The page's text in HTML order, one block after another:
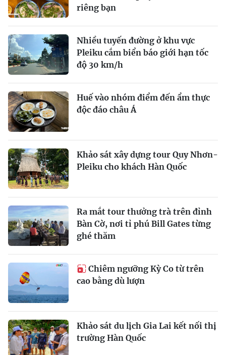
riêng bạn
Nhiều tuyến đường ở khu vực
Pleiku cắm biển báo giới hạn tốc
độ 30 km/h
Huế vào nhóm điểm đến ẩm thực
độc đáo châu Á
Khảo sát xây dựng tour Quy Nhơn-
Pleiku cho khách Hàn Quốc
Ra mắt tour thưởng trà trên đỉnh
Bàn Cờ, nơi tỉ phú Bill Gates từng
ghé thăm
Chiêm ngưỡng Kỳ Co từ trên
cao bằng dù lượn
Khảo sát du lịch Gia Lai kết nối thị
trường Hàn Quốc